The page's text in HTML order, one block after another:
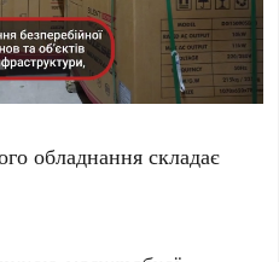
обладнання складає